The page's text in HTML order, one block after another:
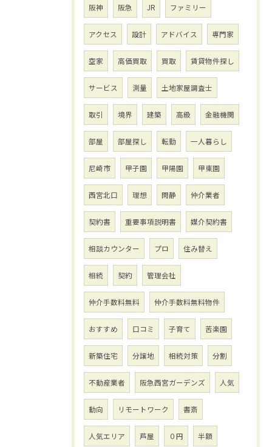
阪神 阪急 JR ファミリー
アクセス 設計 アドバイス 専門家
空家 高価買取 買取 賃貸物件探し
サービス 測量 土地家屋調査士
取引 境界 建築 高級 金融機関
部屋 部屋探し 転勤 一人暮らし
尼崎市 甲子園 甲陽園 甲東園
西宮北口 理想 閑静 仲介業者
契約書 重要事項説明書 媒介契約書
相談カウンター プロ 住み替え
相続 契約 管理会社
仲介手数料無料 仲介手数料無料物件
おすすめ 口コミ 子育て 苦楽園
新築住宅 分譲地 相続対策 分割
不動産業者 阪急西宮ガーデンズ 人気
動向 リモートワーク 書斎
人気エリア 芦屋 ０円 半額